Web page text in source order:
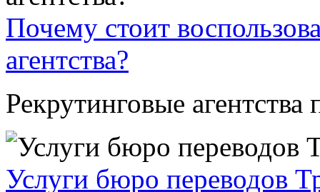
Почему стоит
агентства?
Рекрутинговые агентства
Услуги бюро переводов